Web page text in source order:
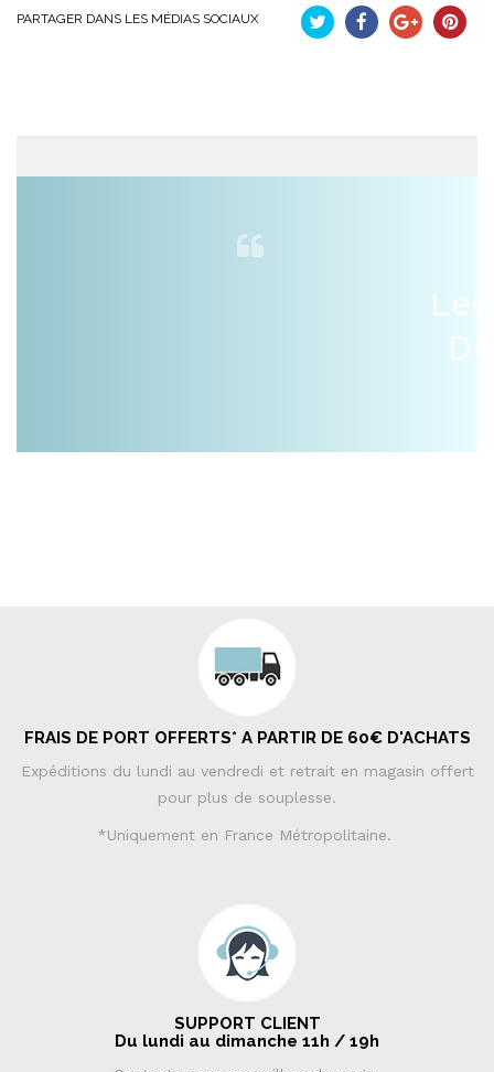
PARTAGER DANS LES MÉDIAS SOCIAUX
FRAIS DE PORT OFFERTS* A PARTIR DE 60€ D'ACHATS
Expéditions du lundi au vendredi et retrait en magasin offert
pour plus de souplesse.
*Uniquement en France Métropolitaine.
SUPPORT CLIENT
Du lundi au dimanche 11h / 19h